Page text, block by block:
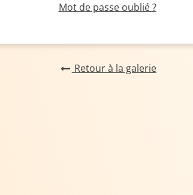
Mot de passe oublié ?
Retour à la galerie